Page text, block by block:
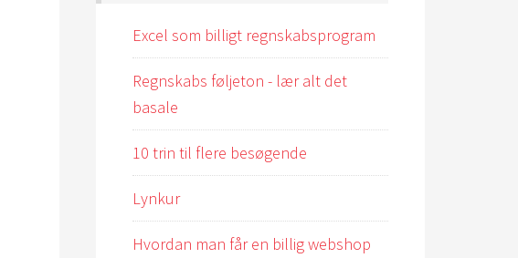
Excel som billigt regnskabsprogram
Regnskabs føljeton - lær alt det
basale
10 trin til flere besøgende
Lynkur
Hvordan man får en billig webshop